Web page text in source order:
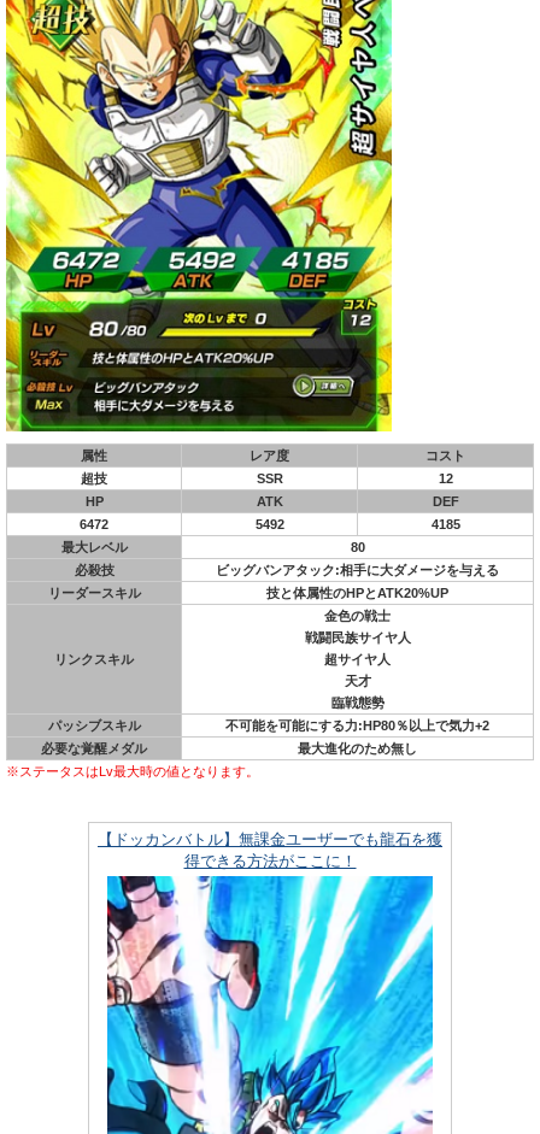
属性 レア度
コスト
超技
SSR
12
HP
ATK
DEF
6472
5492
4185
最大レベル
80
必殺技
ビッグバンアタック:相手に大ダメージを与える
リーダースキル
技と体属性のHPとATK20%UP
リンクスキル
金色の戦士
戦闘民族サイヤ人
超サイヤ人
天才
臨戦態勢
パッシブスキル
不可能を可能にする力:HP80％以上で気力+2
必要な覚醒メダル
最大進化のため無し
※ステータスはLv最大時の値となります。
【ドッカンバトル】無課金ユーザーでも龍石を獲
得できる方法がここに！